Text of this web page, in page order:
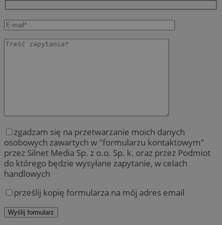
zgadzam się na przetwarzanie moich danych
osobowych zawartych w "formularzu kontaktowym"
przez Silnet Media Sp. z o.o. Sp. k. oraz przez Podmiot
do którego będzie wysyłane zapytanie, w celach
handlowych
prześlij kopię formularza na mój adres email